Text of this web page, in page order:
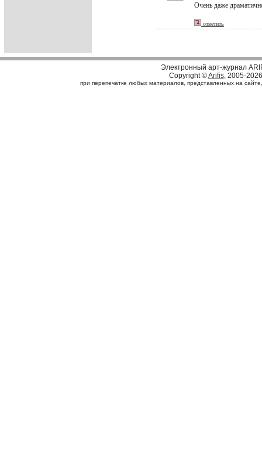
Очень даже
ответить
Электронный арт-журнал
Copyright ©Arifis, 2005-2026
при перепечатке любых материалов, представленных на